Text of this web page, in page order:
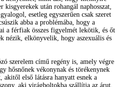
kisgyerekek után rohangál naphosszat,
esetleg egyszerűen csak szeret
abba a problémába, hogy a
a férfiak összes figyelmét lekötik, és őt
nézik, elkönyvelik, hogy aszexuális és
szerelem című regény is, amely végre
hősnőnek vékonynak és törékenynek
első látásra hanyatt esnek a
aki virágboltokba szállítja az árut,